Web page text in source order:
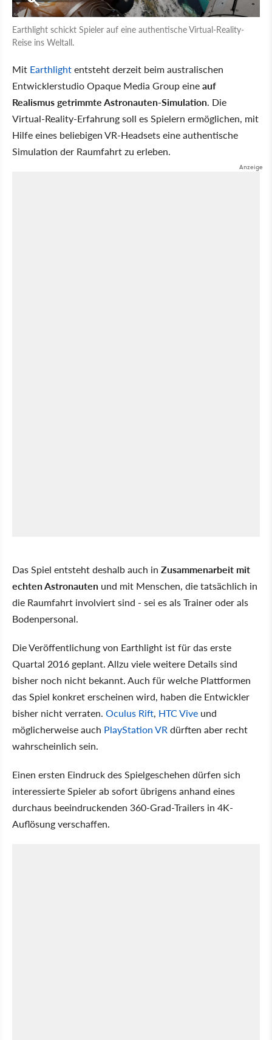
Earthlight schickt Spieler auf eine authentische Virtual-Reality-
Reise ins Weltall.
Mit Earthlightentsteht derzeit beim australischen
Entwicklerstudio Opaque Media Group eineauf
Realismus getrimmte Astronauten-Simulation. Die
Virtual-Reality-Erfahrung soll es Spielern ermöglichen, mit
Hilfe eines beliebigen VR-Headsets eine authentische
Simulation der Raumfahrt zu erleben.
Das Spiel entsteht deshalb auch in Zusammenarbeit mit
echten Astronauten und mit Menschen, die tatsächlich in
die Raumfahrt involviert sind - sei es als Trainer oder als
Bodenpersonal.
Die Veröffentlichung von Earthlight ist für das erste
Quartal 2016 geplant. Allzu viele weitere Details sind
bisher noch nicht bekannt. Auch für welche Plattformen
das Spiel konkret erscheinen wird, haben die Entwickler
bisher nicht verraten. Oculus Rift, HTC Vive und
möglicherweise auch PlayStation VR dürften aber recht
wahrscheinlich sein.
Einen ersten Eindruck des Spielgeschehen dürfen sich
interessierte Spieler ab sofort übrigens anhand eines
durchaus beeindruckenden 360-Grad-Trailers in 4K-
Auflösung verschaffen.